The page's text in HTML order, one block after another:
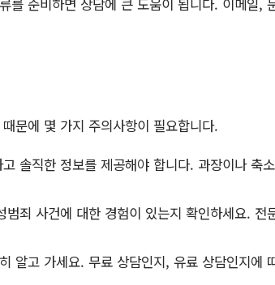
문에 몇 가지 주의사항이 필요합니다.
솔직한 정보를 제공해야 합니다. 과장이나 축
범죄 사건에 대한 경험이 있는지 확인하세요. 전
알고 가세요. 무료 상담인지, 유료 상담인지에